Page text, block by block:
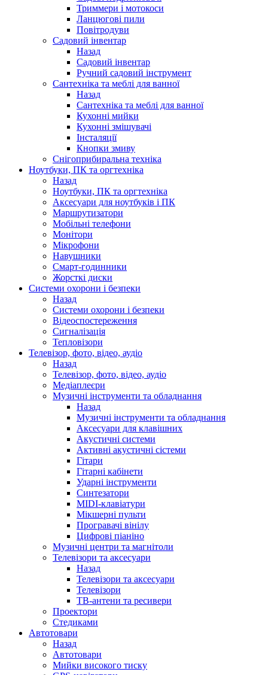
Триммери і мотокоси
Ланцюгові пили
Повітродуви
Садовий інвентар
Назад
Садовий інвентар
Ручний садовий інструмент
Сантехніка та меблі для ванної
Назад
Сантехніка та меблі для ванної
Кухонні мийки
Кухонні змішувачі
Інсталяції
Кнопки змиву
Снігоприбиральна техніка
Ноутбуки, ПК та оргтехніка
Назад
Ноутбуки, ПК та оргтехніка
Аксесуари для ноутбуків і ПК
Маршрутизатори
Мобільні телефони
Монітори
Мікрофони
Навушники
Смарт-годинники
Жорсткі диски
Системи охорони і безпеки
Назад
Системи охорони і безпеки
Відеоспостереження
Сигналізація
Тепловізори
Телевізор, фото, відео, аудіо
Назад
Телевізор, фото, відео, аудіо
Медіаплеєри
Музичні інструменти та обладнання
Назад
Музичні інструменти та обладнання
Аксесуари для клавішних
Акустичні системи
Активні акустичні сістеми
Гітари
Гітарні кабінети
Ударні інструменти
Синтезатори
MIDI-клавіатури
Мікшерні пульти
Програвачі вінілу
Цифрові піаніно
Музичні центри та магнітоли
Телевізори та аксесуари
Назад
Телевізори та аксесуари
Телевізори
ТВ-антени та ресивери
Проектори
Стедиками
Автотовари
Назад
Автотовари
Мийки високого тиску